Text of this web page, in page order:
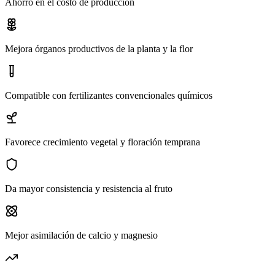
Ahorro en el costo de producción
Mejora órganos productivos de la planta y la flor
Compatible con fertilizantes convencionales químicos
Favorece crecimiento vegetal y floración temprana
Da mayor consistencia y resistencia al fruto
Mejor asimilación de calcio y magnesio